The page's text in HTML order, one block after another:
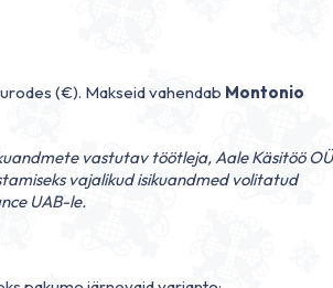
(€). Makseid vahendab Montonio
vastutav töötleja, Aale Käsitöö OÜ
vajalikud isikuandmed volitatud
UAB-le.